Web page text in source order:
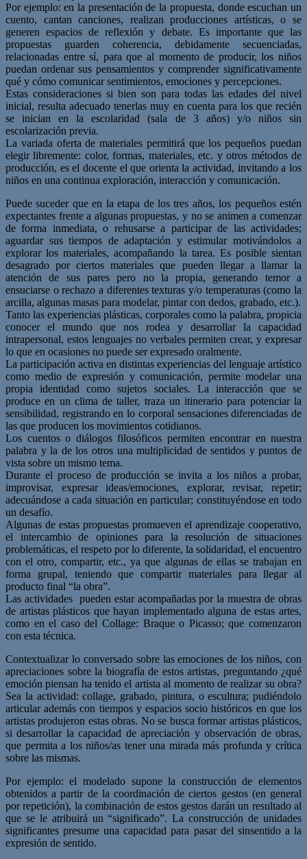
Por ejemplo: en la presentación de la propuesta, donde escuchan un
cuento, cantan canciones, realizan producciones artísticas, o se
generen espacios de reflexión y debate. Es importante que las
propuestas guarden coherencia, debidamente secuenciadas,
relacionadas entre sí, para que al momento de producir, los niños
puedan ordenar sus pensamientos y comprender significativamente
qué y cómo comunicar sentimientos, emociones y percepciones.
Estas consideraciones si bien son para todas las edades del nivel
inicial, resulta adecuado tenerlas muy en cuenta para los que recién
se inician en la escolaridad (sala de 3 años) y/o niños sin
escolarización previa.
La variada oferta de materiales permitirá que los pequeños puedan
elegir libremente: color, formas, materiales, etc. y otros métodos de
producción, es el docente el que orienta la actividad, invitando a los
niños en una continua exploración, interacción y comunicación.
Puede suceder que en la etapa de los tres años, los pequeños estén
expectantes frente a algunas propuestas, y no se animen a comenzar
de forma inmediata, o rehusarse a participar de las actividades;
aguardar sus tiempos de adaptación y estimular motivándolos a
explorar los materiales, acompañando la tarea. Es posible sientan
desagrado por ciertos materiales que pueden llegar a llamar la
atención de sus pares pero no la propia, generando temor a
ensuciarse o rechazo a diferentes texturas y/o temperaturas (como la
arcilla, algunas masas para modelar, pintar con dedos, grabado, etc.).
Tanto las experiencias plásticas, corporales como la palabra, propicia
conocer el mundo que nos rodea y desarrollar la capacidad
intrapersonal, estos lenguajes no verbales permiten crear, y expresar
lo que en ocasiones no puede ser expresado oralmente.
La participación activa en distintas experiencias del lenguaje artístico
como medio de expresión y comunicación, permite modelar una
propia identidad como sujetos sociales. La interacción que se
produce en un clima de taller, traza un itinerario para potenciar la
sensibilidad, registrando en lo corporal sensaciones diferenciadas de
las que producen los movimientos cotidianos.
Los cuentos o diálogos filosóficos permiten encontrar en nuestra
palabra y la de los otros una multiplicidad de sentidos y puntos de
vista sobre un mismo tema.
Durante el proceso de producción se invita a los niños a probar,
improvisar, expresar ideas/emociones, explorar, revisar, repetir;
adecuándose a cada situación en particular; constituyéndose en todo
un desafío.
Algunas de estas propuestas promueven el aprendizaje cooperativo,
el intercambio de opiniones para la resolución de situaciones
problemáticas, el respeto por lo diferente, la solidaridad, el encuentro
con el otro, compartir, etc., ya que algunas de ellas se trabajan en
forma grupal, teniendo que compartir materiales para llegar al
producto final “la obra”.
Las actividades pueden estar acompañadas por la muestra de obras
de artistas plásticos que hayan implementado alguna de estas artes,
como en el caso del Collage: Braque o Picasso; que comenzaron
con esta técnica.
Contextualizar lo conversado sobre las emociones de los niños, con
apreciaciones sobre la biografía de estos artistas, preguntando ¿qué
emoción piensan ha tenido el artista al momento de realizar su obra?
Sea la actividad: collage, grabado, pintura, o escultura; pudiéndolo
articular además con tiempos y espacios socio históricos en que los
artistas produjeron estas obras. No se busca formar artistas plásticos,
si desarrollar la capacidad de apreciación y observación de obras,
que permita a los niños/as tener una mirada más profunda y crítica
sobre las mismas.
Por ejemplo: el modelado supone la construcción de elementos
obtenidos a partir de la coordinación de ciertos gestos (en general
por repetición), la combinación de estos gestos darán un resultado al
que se le atribuirá un “significado”. La construcción de unidades
significantes presume una capacidad para pasar del sinsentido a la
expresión de sentido.